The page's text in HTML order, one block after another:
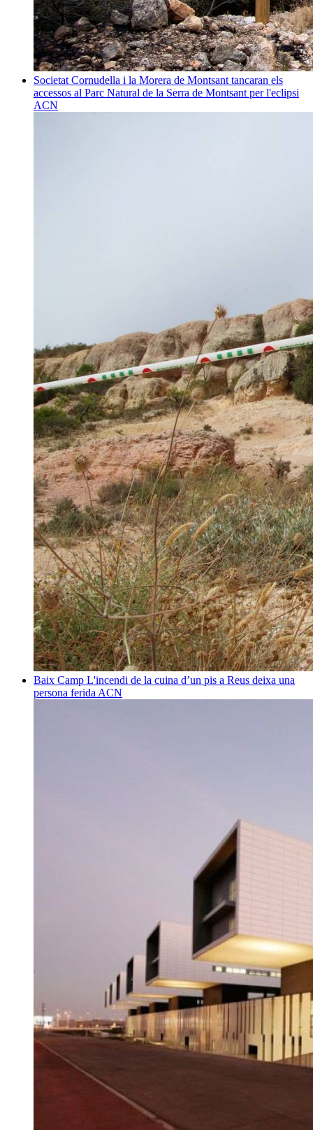
Societat Cornudella i la Morera de Montsant tancaran els
accessos al Parc Natural de la Serra de Montsant per l'eclipsi
ACN
Baix Camp L'incendi de la cuina d’un pis a Reus deixa una
persona ferida ACN